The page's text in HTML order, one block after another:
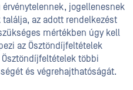
jogellenesnek
az adott rendelkezést
mértékben úgy kell
az Ösztöndíjfeltételek
többi
és végrehajthatóságát.